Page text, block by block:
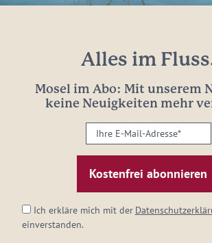
Alles im
Mosel im Abo: Mit unserem
keine Neuigkeiten mehr
Ihre
E-
Mail-
Adresse:
Ich erkläre mich mit der
einverstanden.